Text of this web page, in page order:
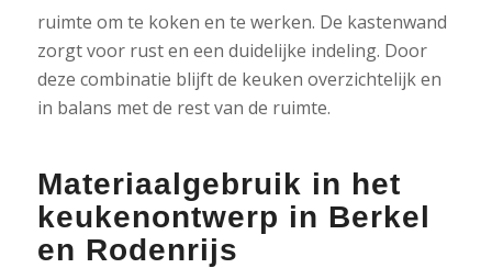
ruimte om te koken en te werken. De kastenwand
zorgt voor rust en een duidelijke indeling. Door
deze combinatie blijft de keuken overzichtelijk en
in balans met de rest van de ruimte.
Materiaalgebruik in het
keukenontwerp in Berkel
en Rodenrijs